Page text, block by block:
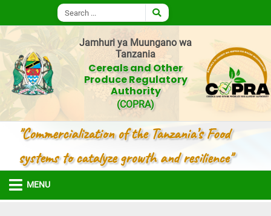
Jamhuri ya Muungano wa
Tanzania
Cereals and Other
Produce Regulatory
Authority
(COPRA)
"Commercialization of the Tanzania’s Food
systems to catalyze growth and resilience"
MENU